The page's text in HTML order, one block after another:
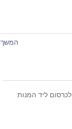
המשך
ליד המנות